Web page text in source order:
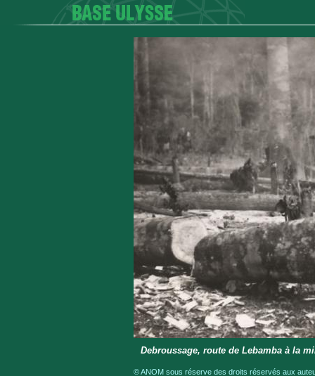
Debroussage, route de Lebamba à la
© ANOM sous réserve des droits réservés aux